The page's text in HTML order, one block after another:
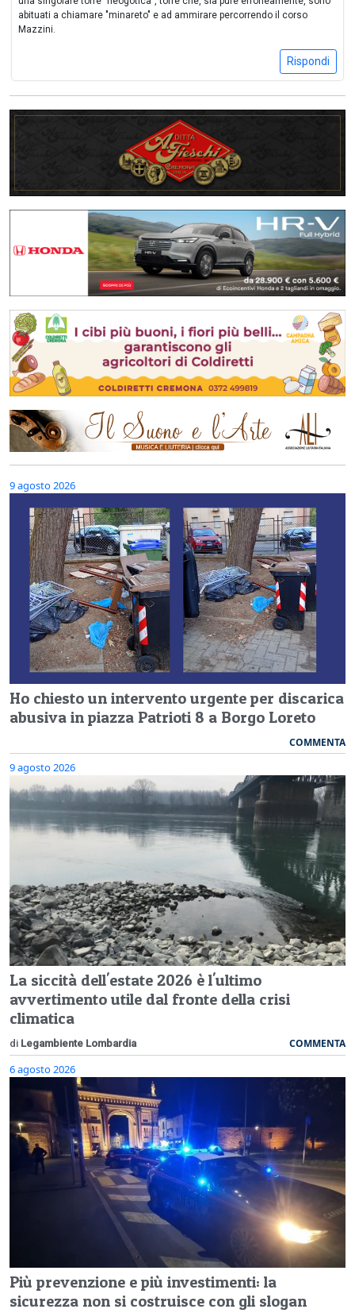
abituati a chiamare "minareto" e ad ammirare percorrendo il corso
Mazzini.
Rispondi
9 agosto 2026
Ho chiesto un intervento urgente per discarica
abusiva in piazza Patrioti 8 a Borgo Loreto
COMMENTA
9 agosto 2026
La siccità dell'estate 2026 è l'ultimo
avvertimento utile dal fronte della crisi
climatica
di Legambiente Lombardia COMMENTA
6 agosto 2026
Più prevenzione e più investimenti: la
sicurezza non si costruisce con gli slogan